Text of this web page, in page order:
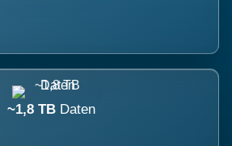
~1,8 TB Daten